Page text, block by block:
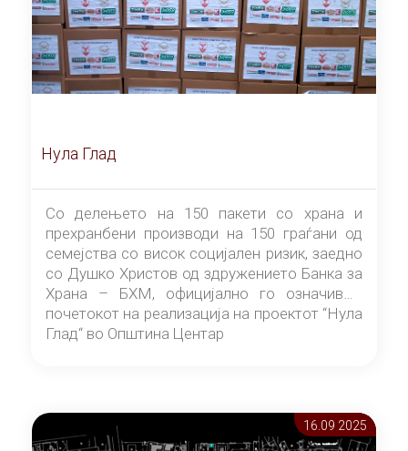
Нула Глад
Со делењето на 150 пакети со храна и
прехранбени производи на 150 граѓани од
семејства со висок социјален ризик, заедно
со Душко Христов од здружението Банка за
Храна – БХМ, официјално го означивме
почетокот на реализација на проектот “Нула
Глад“ во Општина Центар
16.09 2025